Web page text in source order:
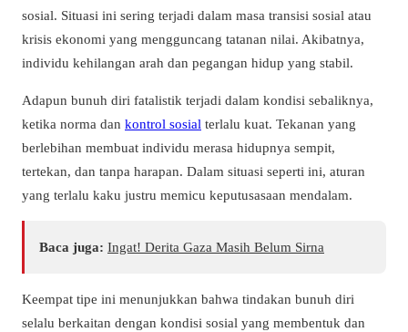
sosial. Situasi ini sering terjadi dalam masa transisi sosial atau
krisis ekonomi yang mengguncang tatanan nilai. Akibatnya,
individu kehilangan arah dan pegangan hidup yang stabil.
Adapun bunuh diri fatalistik terjadi dalam kondisi sebaliknya,
ketika norma dan kontrol sosial terlalu kuat. Tekanan yang
berlebihan membuat individu merasa hidupnya sempit,
tertekan, dan tanpa harapan. Dalam situasi seperti ini, aturan
yang terlalu kaku justru memicu keputusasaan mendalam.
Baca juga: Ingat! Derita Gaza Masih Belum Sirna
Keempat tipe ini menunjukkan bahwa tindakan bunuh diri
selalu berkaitan dengan kondisi sosial yang membentuk dan